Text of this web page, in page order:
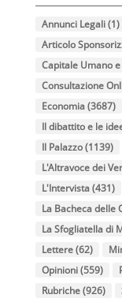
Annunci Legali(1)
Articolo
Capitale Umano
Consultazione
Economia(3687)
Il dibattito e le
Il Palazzo(1139)
L'Altravoce dei
L'Intervista(431)
La Bacheca delle
La Sfogliatella di
Lettere(62)
Opinioni(559)
Rubriche(926)